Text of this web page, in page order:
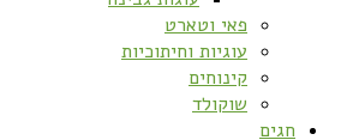
פאי וטארט
עוגיות וחיתוכיות
קינוחים
שוקולד
חגים